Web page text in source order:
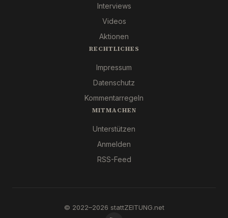
Interviews
Videos
Aktionen
RECHTLICHES
Impressum
Datenschutz
Kommentarregeln
MITMACHEN
Unterstützen
Anmelden
RSS-Feed
© 2022–2026 stattZEITUNG.net